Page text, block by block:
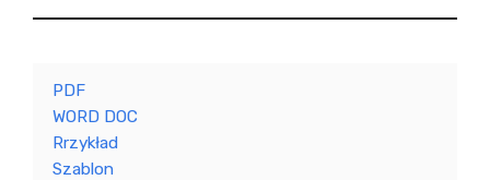
PDF
WORD DOC
Rrzykład
Szablon